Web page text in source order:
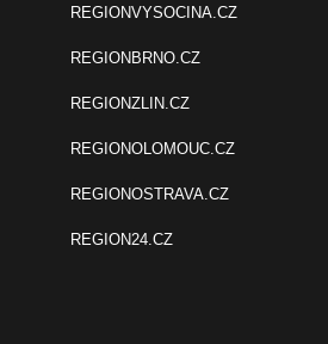
REGIONVYSOCINA.CZ
REGIONBRNO.CZ
REGIONZLIN.CZ
REGIONOLOMOUC.CZ
REGIONOSTRAVA.CZ
REGION24.CZ